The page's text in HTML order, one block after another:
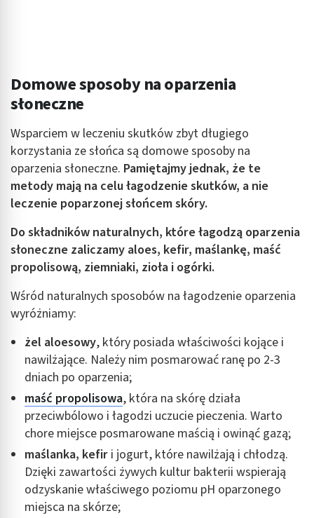
Domowe sposoby na oparzenia
słoneczne
Wsparciem w leczeniu skutków zbyt długiego
korzystania ze słońca są domowe sposoby na
oparzenia słoneczne. Pamiętajmy jednak, że te
metody mają na celu łagodzenie skutków, a nie
leczenie poparzonej słońcem skóry.
Do składników naturalnych, które łagodzą oparzenia
słoneczne zaliczamy aloes, kefir, maślankę, maść
propolisową, ziemniaki, zioła i ogórki.
Wśród naturalnych sposobów na łagodzenie oparzenia
wyróżniamy:
żel aloesowy, który posiada właściwości kojące i
nawilżające. Należy nim posmarować ranę po 2-3
dniach po oparzenia;
maść propolisowa, która na skórę działa
przeciwbólowo i łagodzi uczucie pieczenia. Warto
chore miejsce posmarowane maścią i owinąć gazą;
maślanka, kefir i jogurt, które nawilżają i chłodzą.
Dzięki zawartości żywych kultur bakterii wspierają
odzyskanie właściwego poziomu pH oparzonego
miejsca na skórze;